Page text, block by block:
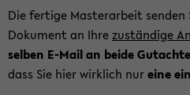
Die fer­ti­ge Mas­ter­ar­beit sen­den
Dokument an Ihrezu­stän­di­ge
sel­ben E-​Mail an beide
dass Sie hier wirk­lich nureine